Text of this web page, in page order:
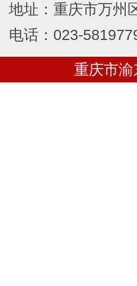
地址：重庆市万州
电话：023-
重庆市